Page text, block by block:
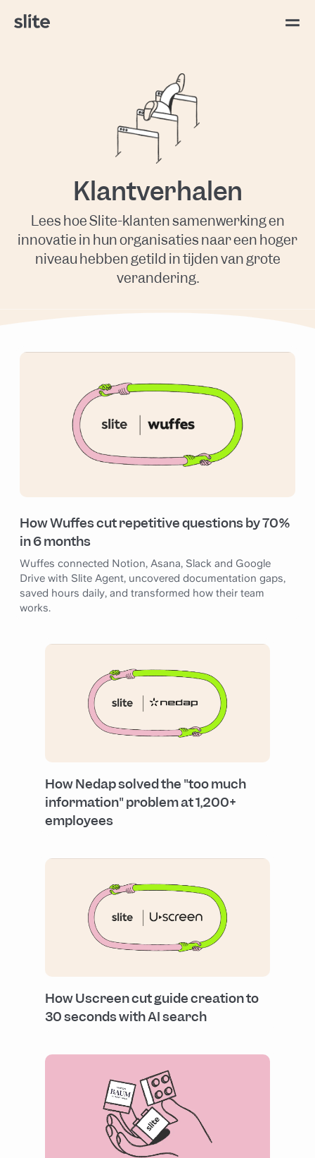
Klantverhalen
Lees hoe Slite-klanten samenwerking en
innovatie in hun organisaties naar een hoger
niveau hebben getild in tijden van grote
verandering.
How Wuffes cut repetitive questions by 70%
in 6 months
Wuffes connected Notion, Asana, Slack and Google
Drive with Slite Agent, uncovered documentation gaps,
saved hours daily, and transformed how their team
works.
How Nedap solved the "too much
information" problem at 1,200+
employees
How Uscreen cut guide creation to
30 seconds with AI search